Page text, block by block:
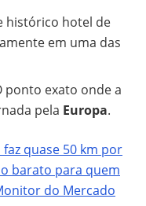
histórico hotel de
em uma das
ponto exato onde a
pela Europa.
quase 50 km por
barato para quem
do Mercado